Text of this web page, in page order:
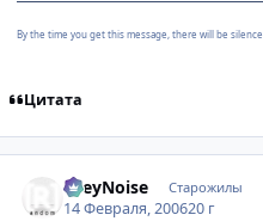
By the time you get this message, there will be silence
Цитата
GreyNoise Старожилы
14 Февраля, 200620 г